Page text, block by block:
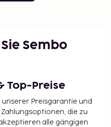
Sembo
Top-Preise
Preisgarantie und
die zu
alle gängigen